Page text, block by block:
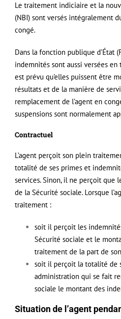
Le traitement indiciaire et la
(NBI) sont versés intégralement
congé.
Dans la fonction publique d’État
indemnités sont aussi versées en
est prévu qu’elles puissent être
résultats et de la manière de
remplacement de l’agent en
suspensions sont normalement
Contractuel
L’agent perçoit son plein
totalité de ses primes et
services. Sinon, il ne perçoit que
de la Sécurité sociale. Lorsque
traitement :
soit il perçoit les
Sécurité sociale et le
traitement de la part de
soit il perçoit la totalité de
administration qui se fait
sociale le montant des
Situation de l’agent